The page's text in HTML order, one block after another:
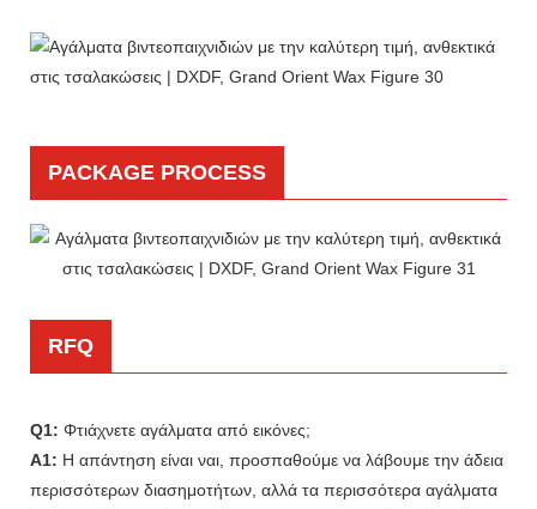
PACKAGE PROCESS
RFQ
Q1: Φτιάχνετε αγάλματα από εικόνες;
A1: Η απάντηση είναι ναι, προσπαθούμε να λάβουμε την άδεια
περισσότερων διασημοτήτων, αλλά τα περισσότερα αγάλματα